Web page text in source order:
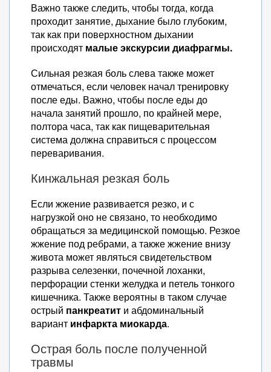
Важно также следить, чтобы тогда, когда
проходит занятие, дыхание было глубоким,
так как при поверхностном дыхании
происходят малые экскурсии диафрагмы.
Сильная резкая боль слева также может
отмечаться, если человек начал тренировку
после еды. Важно, чтобы после еды до
начала занятий прошло, по крайней мере,
полтора часа, так как пищеварительная
система должна справиться с процессом
переваривания.
Кинжальная резкая боль
Если жжение развивается резко, и с
нагрузкой оно не связано, то необходимо
обращаться за медицинской помощью. Резкое
жжение под ребрами, а также жжение внизу
живота может являться свидетельством
разрыва селезенки, почечной лоханки,
перфорации стенки желудка и петель тонкого
кишечника. Также вероятны в таком случае
острый панкреатит и абдоминальный
вариант инфаркта миокарда.
Острая боль после полученной
травмы